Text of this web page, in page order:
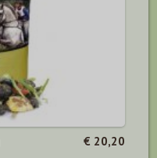
€ 20,20